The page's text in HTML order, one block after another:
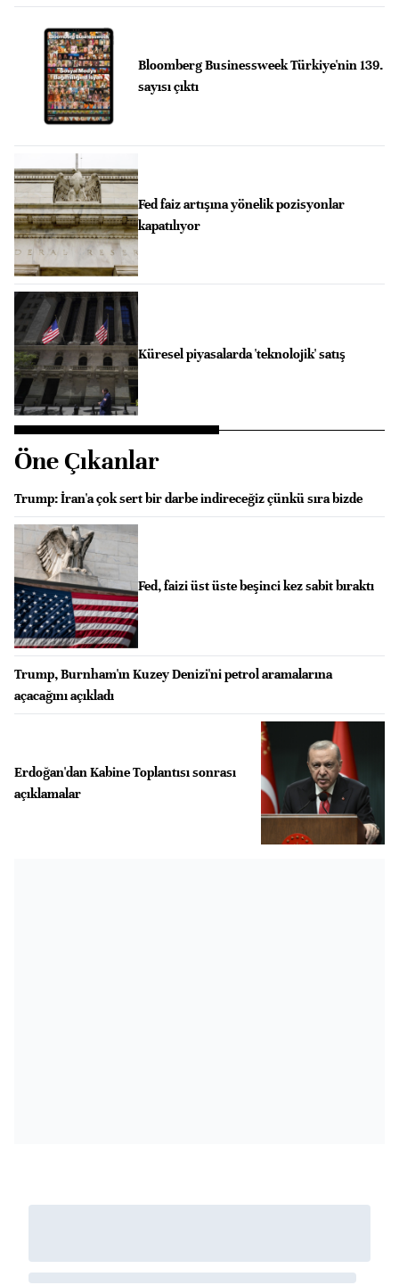
Bloomberg Businessweek Türkiye'nin 139.
sayısı çıktı
Fed faiz artışına yönelik pozisyonlar
kapatılıyor
Küresel piyasalarda 'teknolojik' satış
Öne Çıkanlar
Trump: İran'a çok sert bir darbe indireceğiz çünkü sıra bizde
Fed, faizi üst üste beşinci kez sabit bıraktı
Trump, Burnham'ın Kuzey Denizi'ni petrol aramalarına
açacağını açıkladı
Erdoğan'dan Kabine Toplantısı sonrası
açıklamalar